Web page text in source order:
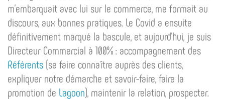
m’embarquait avec lui sur le commerce, me formait au
discours, aux bonnes pratiques. Le Covid a ensuite
définitivement marqué la bascule, et aujourd’hui, je suis
Directeur Commercial à 100% : accompagnement des
Référents (se faire connaître auprès des clients,
expliquer notre démarche et savoir-faire, faire la
promotion de Lagoon), maintenir la relation, prospecter.